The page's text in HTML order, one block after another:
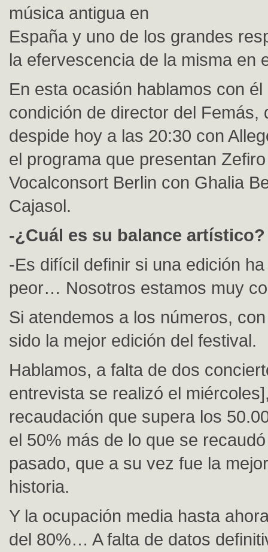
música antigua en
España y uno de los grandes
la efervescencia de la misma en
En esta ocasión hablamos con él
condición de director del Femás,
despide hoy a las 20:30 con
el programa que presentan
Vocalconsort Berlin con Ghalia
Cajasol.
-¿Cuál es su balance artístico?
-Es difícil definir si una edición
peor… Nosotros estamos muy
Si atendemos a los números,
sido la mejor edición del festival.
Hablamos, a falta de dos
entrevista se realizó el
recaudación que supera los
el 50% más de lo que se
pasado, que a su vez fue la
historia.
Y la ocupación media hasta
del 80%… A falta de datos